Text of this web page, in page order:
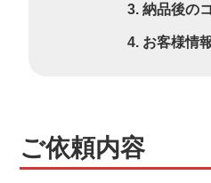
納品後の
お客様情
ご依頼内容